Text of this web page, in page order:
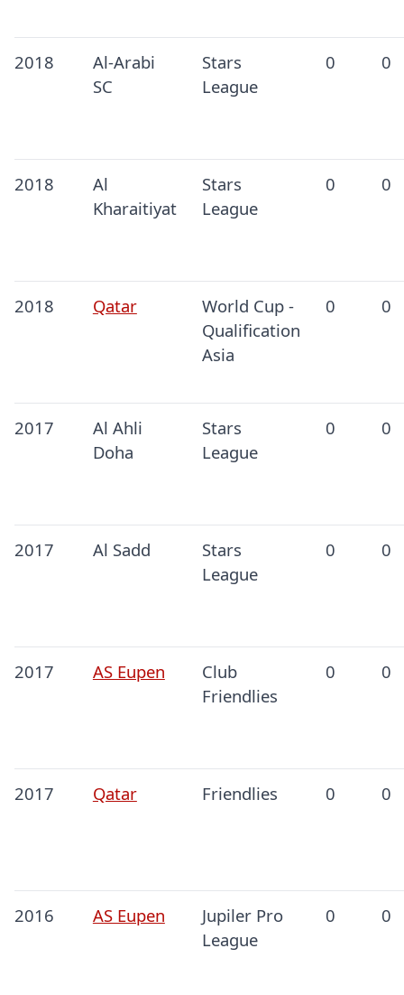
2018
Al-Arabi
SC
Stars
League
0 0
2018
Al
Kharaitiyat
Stars
League
0 0
2018 Qatar
World Cup -
Qualification
Asia
0 0
2017
Al Ahli
Doha
Stars
League
0 0
2017 Al Sadd
Stars
League
0 0
2017 AS Eupen
Club
Friendlies
0 0
2017 Qatar Friendlies 0 0
2016 AS Eupen
Jupiler Pro
League
0 0